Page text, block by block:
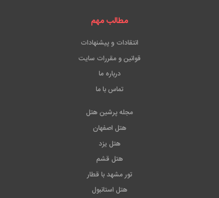
مطالب مهم
انتقادات و پیشنهادات
قوانین و مقررات سایت
درباره ما
تماس با ما
مجله پرشین هتل
هتل اصفهان
هتل یزد
هتل قشم
تور مشهد با قطار
هتل استانبول